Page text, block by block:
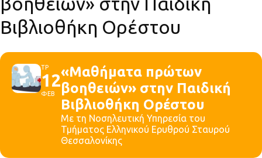
Βιβλιοθήκη Ορέστου
ΤΡ
12
ΦΕΒ
«Μαθήματα πρώτων
βοηθειών» στην Παιδική
Βιβλιοθήκη Ορέστου
Με τη Νοσηλευτική Υπηρεσία του
Τμήματος Ελληνικού Ερυθρού Σταυρού
Θεσσαλονίκης